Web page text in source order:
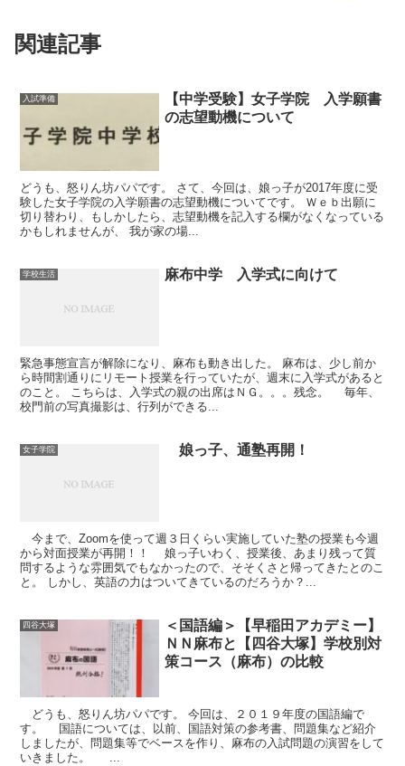
関連記事
入試準備
【中学受験】女子学院 入学願書
の志望動機について
どうも、怒りん坊パパです。 さて、今回は、娘っ子が2017年度に受
験した女子学院の入学願書の志望動機についてです。 Ｗｅｂ出願に
切り替わり、もしかしたら、志望動機を記入する欄がなくなっている
かもしれませんが、 我が家の場...
学校生活 麻布中学 入学式に向けて
緊急事態宣言が解除になり、麻布も動き出した。 麻布は、少し前か
ら時間割通りにリモート授業を行っていたが、週末に入学式があると
のこと。 こちらは、入学式の親の出席はＮＧ。。。残念。 毎年、
校門前の写真撮影は、行列ができる...
女子学院 娘っ子、通塾再開！
今まで、Zoomを使って週３日くらい実施していた塾の授業も今週
から対面授業が再開！！ 娘っ子いわく、授業後、あまり残って質
問するような雰囲気でもなかったので、そそくさと帰ってきたとのこ
と。 しかし、英語の力はついてきているのだろうか？...
四谷大塚
＜国語編＞【早稲田アカデミー】
ＮＮ麻布と【四谷大塚】学校別対
策コース（麻布）の比較
どうも、怒りん坊パパです。 今回は、２０１９年度の国語編で
す。 国語については、以前、国語対策の参考書、問題集など紹介
しましたが、問題集等でベースを作り、麻布の入試問題の演習をして
いきました。 ...